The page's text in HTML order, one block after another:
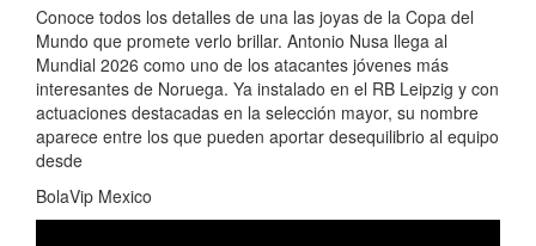
Conoce todos los detalles de una las joyas de la Copa del
Mundo que promete verlo brillar. Antonio Nusa llega al
Mundial 2026 como uno de los atacantes jóvenes más
interesantes de Noruega. Ya instalado en el RB Leipzig y con
actuaciones destacadas en la selección mayor, su nombre
aparece entre los que pueden aportar desequilibrio al equipo
desde
BolaVip Mexico